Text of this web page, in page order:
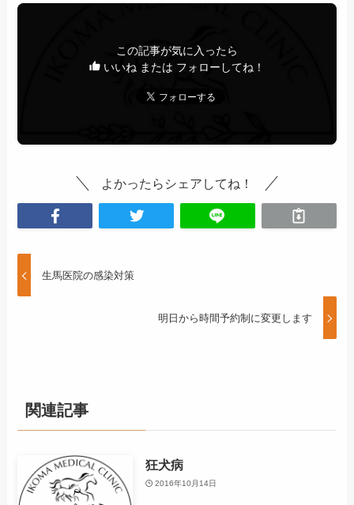
この記事が気に入ったら
いいね または フォローしてね！
よかったらシェアしてね！
生馬医院の感染対策
明日から時間予約制に変更します
関連記事
狂犬病
2016年10月14日